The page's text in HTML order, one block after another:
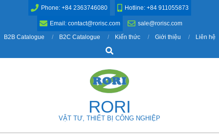
Phone: +84 2363746080 Hotline: +84 911055873
Email: contact@rorisc.com
sale@rorisc.com
B2B Catalogue
B2C Catalogue Kiến thức Giới thiệu
Liên hệ
Search
RORI
VẬT TƯ, THIẾT BỊ CÔNG NGHIỆP